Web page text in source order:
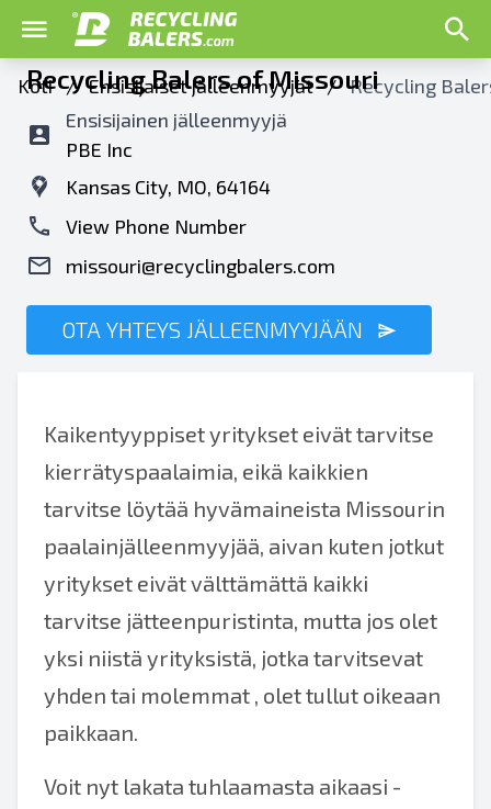
Koti / Ensisijaiset jälleenmyyjät / Recycling
Recycling Balers of Missouri
Ensisijainen jälleenmyyjä
PBE Inc
Kansas City, MO, 64164
View Phone Number
missouri@recyclingbalers.com
OTA YHTEYS JÄLLEENMYYJÄÄN
Kaikentyyppiset yritykset eivät tarvitse
kierrätyspaalaimia, eikä kaikkien
tarvitse löytää hyvämaineista Missourin
paalainjälleenmyyjää, aivan kuten jotkut
yritykset eivät välttämättä kaikki
tarvitse jätteenpuristinta, mutta jos olet
yksi niistä yrityksistä, jotka tarvitsevat
yhden tai molemmat , olet tullut oikeaan
paikkaan.
Voit nyt lakata tuhlaamasta aikaasi -